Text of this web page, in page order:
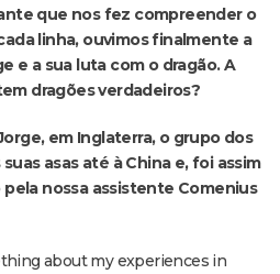
que nos fez compreender o
linha, ouvimos finalmente a
e a sua luta com o dragão. A
dragões verdadeiros?
em Inglaterra, o grupo dos
asas até à China e, foi assim
nossa assistente Comenius
about my experiences in